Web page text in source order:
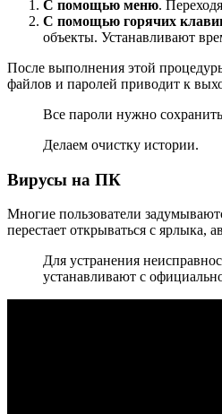
С помощью меню.
С помощью горячих
объекты. Устанавливают
После выполнения этой
файлов и паролей приводит к
Все пароли нужно
Делаем очистку истории.
Вирусы на ПК
Многие пользователи
перестает открываться с ярлыка,
Для устранения
устанавливают с